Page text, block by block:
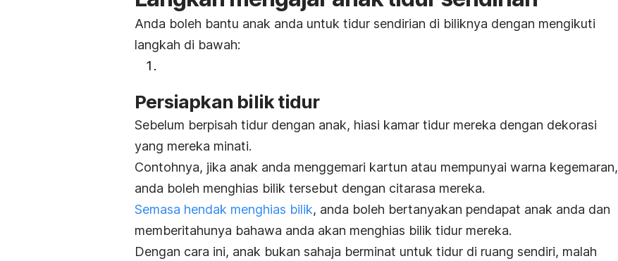
Anda boleh bantu anak anda untuk tidur sendirian di biliknya dengan mengikuti
langkah di bawah:
Persiapkan bilik tidur
Sebelum berpisah tidur dengan anak, hiasi kamar tidur mereka dengan dekorasi
yang mereka minati.
Contohnya, jika anak anda menggemari kartun atau mempunyai warna kegemaran,
anda boleh menghias bilik tersebut dengan citarasa mereka.
Semasa hendak menghias bilik, anda boleh bertanyakan pendapat anak anda dan
memberitahunya bahawa anda akan menghias bilik tidur mereka.
Dengan cara ini, anak bukan sahaja berminat untuk tidur di ruang sendiri, malah